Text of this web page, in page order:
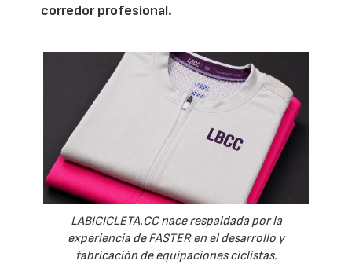
corredor profesional.
LABICICLETA.CC nace respaldada por la
experiencia de FASTER en el desarrollo y
fabricación de equipaciones ciclistas.